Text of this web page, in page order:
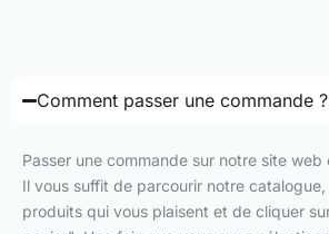
Comment passer une commande ?
Passer une commande sur notre site
Il vous suffit de parcourir notre
produits qui vous plaisent et de cliquer